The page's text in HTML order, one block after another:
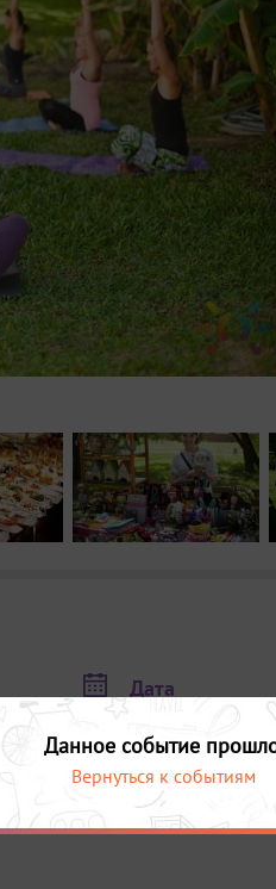
Дата
Данное событие
Вернуться к событиям